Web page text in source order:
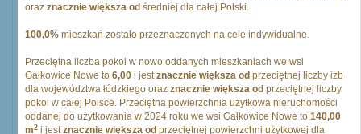
oraz znacznie większa od średniej dla całej Polski.
100,0% mieszkań zostało przeznaczonych na cele indywidualne.
Przeciętna liczba pokoi w nowo oddanych mieszkaniach we wsi
Gałkowice Nowe to 6,00 i jestznacznie większa od przeciętnej liczby izb
dla województwa łódzkiego oraz znacznie większa od przeciętnej liczby
pokoi w całej Polsce. Przeciętna powierzchnia użytkowa nieruchomości
oddanej do użytkowania w 2024 roku we wsi Gałkowice Nowe to 140,00
m2 i jestznacznie większa od przeciętnej powierzchni użytkowej dla